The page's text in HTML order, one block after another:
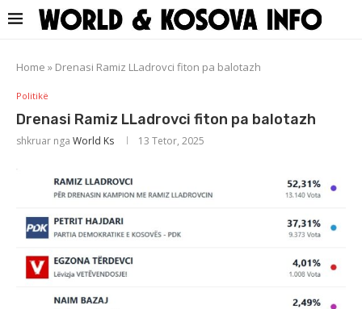
Home » Drenasi Ramiz LLadrovci fiton pa balotazh
Politikë
Drenasi Ramiz LLadrovci fiton pa balotazh
shkruar nga World Ks 13 Tetor, 2025